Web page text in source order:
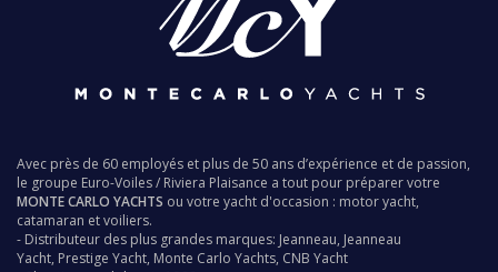
Avec près de 60 employés et plus de 50 ans d’expérience et de passion,
le groupe Euro-Voiles/ Riviera Plaisance a tout pour préparer votre
MONTE CARLO YACHTS ou votre yacht d'occasion : motor yacht,
catamaran et voiliers.
- Distributeur des plus grandes marques: Jeanneau, Jeanneau
Yacht, Prestige Yacht, Monte Carlo Yachts, CNB Yacht